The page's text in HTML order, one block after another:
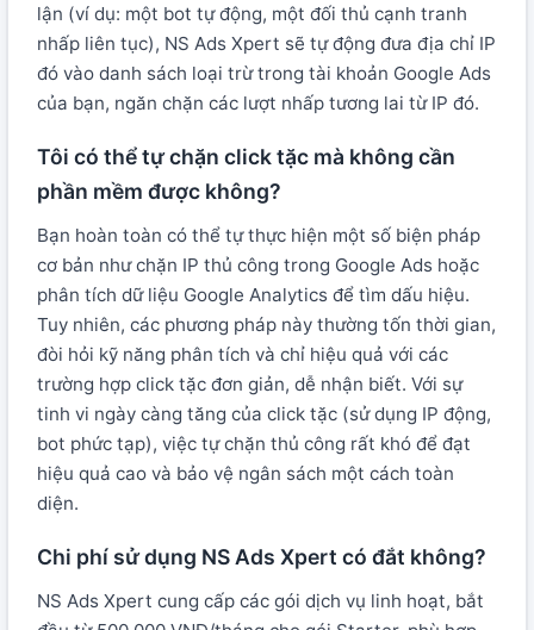
lận (ví dụ: một bot tự động, một đối thủ cạnh tranh
nhấp liên tục), NS Ads Xpert sẽ tự động đưa địa chỉ IP
đó vào danh sách loại trừ trong tài khoản Google Ads
của bạn, ngăn chặn các lượt nhấp tương lai từ IP đó.
Tôi có thể tự chặn click tặc mà không cần
phần mềm được không?
Bạn hoàn toàn có thể tự thực hiện một số biện pháp
cơ bản như chặn IP thủ công trong Google Ads hoặc
phân tích dữ liệu Google Analytics để tìm dấu hiệu.
Tuy nhiên, các phương pháp này thường tốn thời gian,
đòi hỏi kỹ năng phân tích và chỉ hiệu quả với các
trường hợp click tặc đơn giản, dễ nhận biết. Với sự
tinh vi ngày càng tăng của click tặc (sử dụng IP động,
bot phức tạp), việc tự chặn thủ công rất khó để đạt
hiệu quả cao và bảo vệ ngân sách một cách toàn
diện.
Chi phí sử dụng NS Ads Xpert có đắt không?
NS Ads Xpert cung cấp các gói dịch vụ linh hoạt, bắt